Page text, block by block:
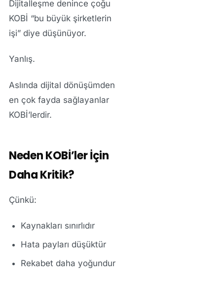
Dijitalleşme denince çoğu
KOBİ “bu büyük şirketlerin
işi” diye düşünüyor.
Yanlış.
Aslında dijital dönüşümden
en çok fayda sağlayanlar
KOBİ’lerdir.
Neden KOBİ’ler İçin
Daha Kritik?
Çünkü:
Kaynakları sınırlıdır
Hata payları düşüktür
Rekabet daha yoğundur